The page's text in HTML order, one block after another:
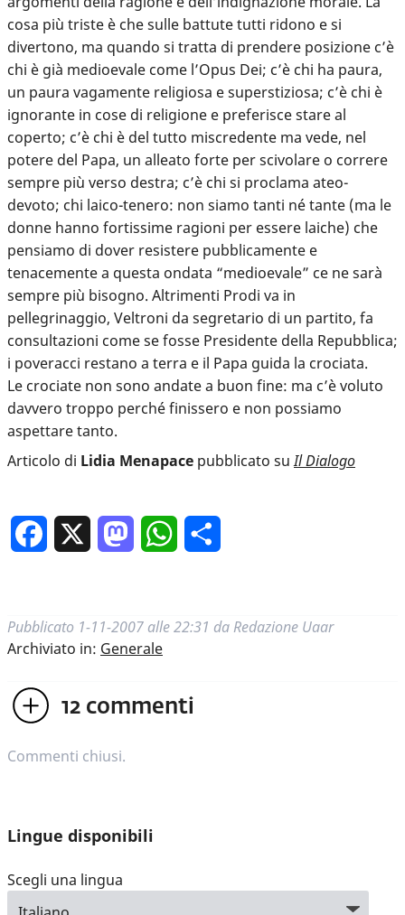
cosa più triste è che sulle battute tutti ridono e si
divertono, ma quando si tratta di prendere posizione c’è
chi è già medioevale come l’Opus Dei; c’è chi ha paura,
un paura vagamente religiosa e superstiziosa; c’è chi è
ignorante in cose di religione e preferisce stare al
coperto; c’è chi è del tutto miscredente ma vede, nel
potere del Papa, un alleato forte per scivolare o correre
sempre più verso destra; c’è chi si proclama ateo-
devoto; chi laico-tenero: non siamo tanti né tante (ma le
donne hanno fortissime ragioni per essere laiche) che
pensiamo di dover resistere pubblicamente e
tenacemente a questa ondata “medioevale” ce ne sarà
sempre più bisogno. Altrimenti Prodi va in
pellegrinaggio, Veltroni da segretario di un partito, fa
consultazioni come se fosse Presidente della Repubblica;
i poveracci restano a terra e il Papa guida la crociata.
Le crociate non sono andate a buon fine: ma c’è voluto
davvero troppo perché finissero e non possiamo
aspettare tanto.
Articolo di Lidia Menapace pubblicato suIl Dialogo
Facebook MastodonWhatsApp
Pubblicato 1-11-2007 alle 22:31 da Redazione Uaar
Archiviato in: Generale
12 commenti
Commenti chiusi.
Lingue disponibili
Scegli una lingua